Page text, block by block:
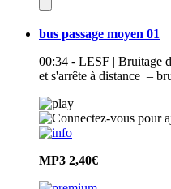
bus passage moyen 01
00:34 - LESF | Bruitage
et s'arrête à distance –
MP3 2,40€